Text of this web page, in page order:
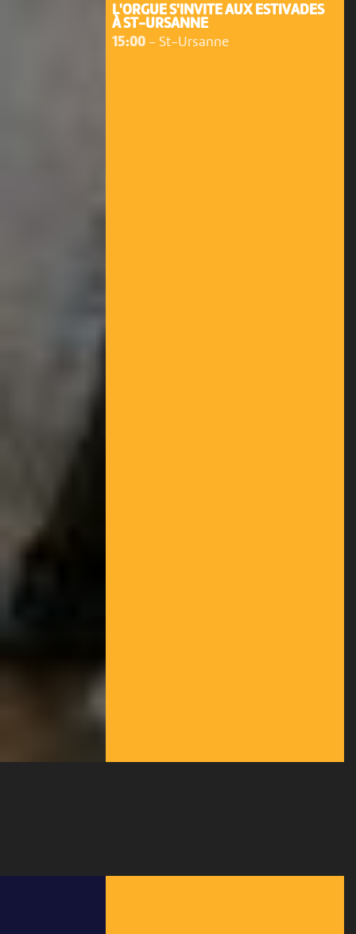
L'ORGUE S'INVITE AUX ESTIVADES
À ST-URSANNE
15:00- St-Ursanne